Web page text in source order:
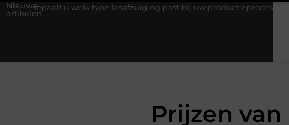
Nieuwe
artikelen
type lasafzuiging past bij uw productieproces? Wat is een
Prijzen